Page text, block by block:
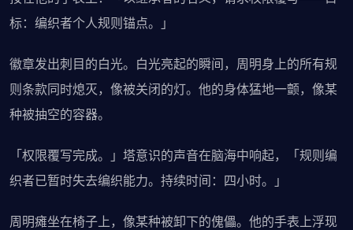
标：编织者个人规则锚点。」
徽章发出刺目的白光。白光亮起的瞬间，周明身上的所有规
则条款同时熄灭，像被关闭的灯。他的身体猛地一颤，像某
种被抽空的容器。
「权限覆写完成。」塔意识的声音在脑海中响起，「规则编
织者已暂时失去编织能力。持续时间：四小时。」
周明瘫坐在椅子上，像某种被卸下的傀儡。他的手表上浮现